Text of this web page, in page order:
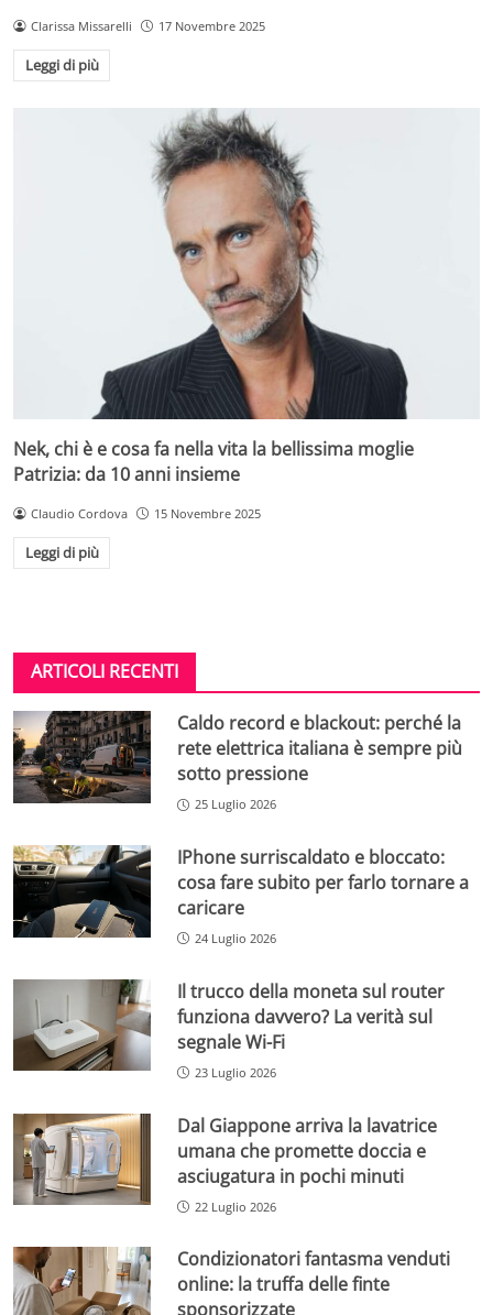
Clarissa Missarelli 17 Novembre 2025
Leggi di più
Nek, chi è e cosa fa nella vita la bellissima moglie
Patrizia: da 10 anni insieme
Claudio Cordova 15 Novembre 2025
Leggi di più
ARTICOLI RECENTI
Caldo record e blackout: perché la
rete elettrica italiana è sempre più
sotto pressione
25 Luglio 2026
IPhone surriscaldato e bloccato:
cosa fare subito per farlo tornare a
caricare
24 Luglio 2026
Il trucco della moneta sul router
funziona davvero? La verità sul
segnale Wi-Fi
23 Luglio 2026
Dal Giappone arriva la lavatrice
umana che promette doccia e
asciugatura in pochi minuti
22 Luglio 2026
Condizionatori fantasma venduti
online: la truffa delle finte
sponsorizzate